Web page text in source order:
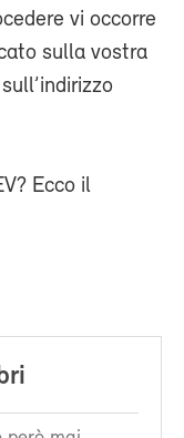
vi occorre
sulla vostra
Ecco il